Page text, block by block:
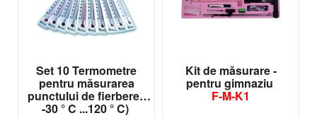
Set 10 Termometre
pentru măsurarea
punctului de fierbere (
-30 ° C ...120 ° C)
Kit de măsurare -
pentru gimnaziu
F-M-K1